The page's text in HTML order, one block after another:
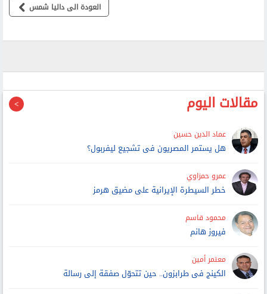
العودة الى داليا شمس
مقالات اليوم
عماد الدين حسين
هل يستمر المصريون فى تشجيع ليفربول؟
عمرو حمزاوي
خطر السيطرة الإيرانية على مضيق هرمز
محمود قاسم
فيروز هانم
معتمر أمين
الكينج فى طرابزون.. حين تتحوّل صفقة إلى رسالة